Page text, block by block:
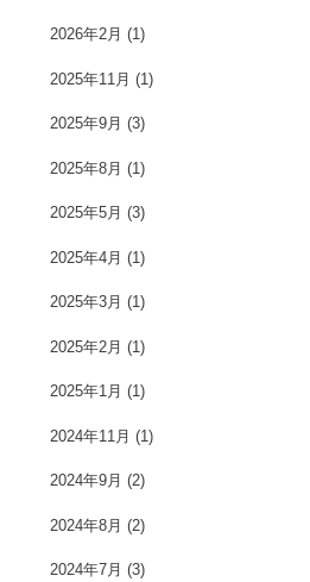
2026年2月 (1)
2025年11月 (1)
2025年9月 (3)
2025年8月 (1)
2025年5月 (3)
2025年4月 (1)
2025年3月 (1)
2025年2月 (1)
2025年1月 (1)
2024年11月 (1)
2024年9月 (2)
2024年8月 (2)
2024年7月 (3)